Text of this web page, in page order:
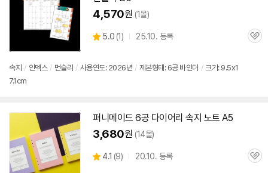
4,570원 (1몰)
별
5.0 (상
1) 25.10. 등록
관
속지 / 인덱스 / 먼슬리 / 사용연도: 2026년 / 제본형태: 6공바인더 / 크기: 9.5x1
7.1cm
퍼니메이드 6공 다이어리 속지 노트 A5
3,680원 (14몰)
별
4.1 (상
9) 20.10. 등록
관